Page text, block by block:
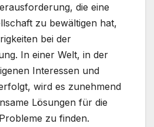
die eine
zu bewältigen hat,
bei der
In einer Welt, in der
Interessen und
wird es zunehmend
Lösungen für die
zu finden.